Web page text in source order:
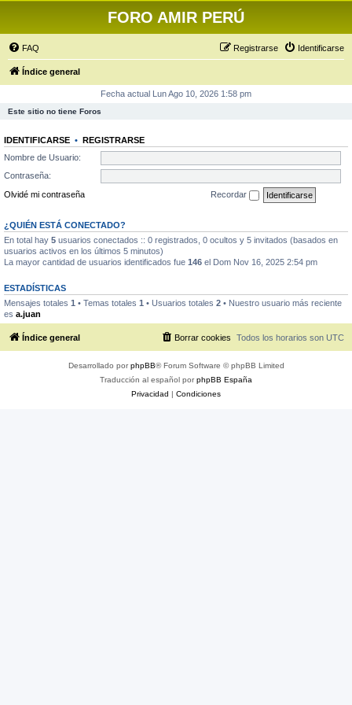
FORO AMIR PERÚ
FAQ Identificarse
Registrarse
Índice general
Fecha actual Lun Ago 10, 2026 1:58 pm
Este sitio no tiene Foros
IDENTIFICARSE • REGISTRARSE
Nombre de Usuario:
Contraseña:
Olvidé mi contraseña
Recordar
¿QUIÉN ESTÁ CONECTADO?
En total hay 5 usuarios conectados :: 0 registrados, 0 ocultos y 5 invitados (basados en
usuarios activos en los últimos 5 minutos)
La mayor cantidad de usuarios identificados fue 146 el Dom Nov 16, 2025 2:54 pm
ESTADÍSTICAS
Mensajes totales 1 • Temas totales 1 • Usuarios totales 2 • Nuestro usuario más reciente
es a.juan
Índice general Todos los horarios son UTC
Borrar cookies
Desarrollado porphpBB® Forum Software © phpBB Limited
Traducción al español porphpBB España
Privacidad | Condiciones